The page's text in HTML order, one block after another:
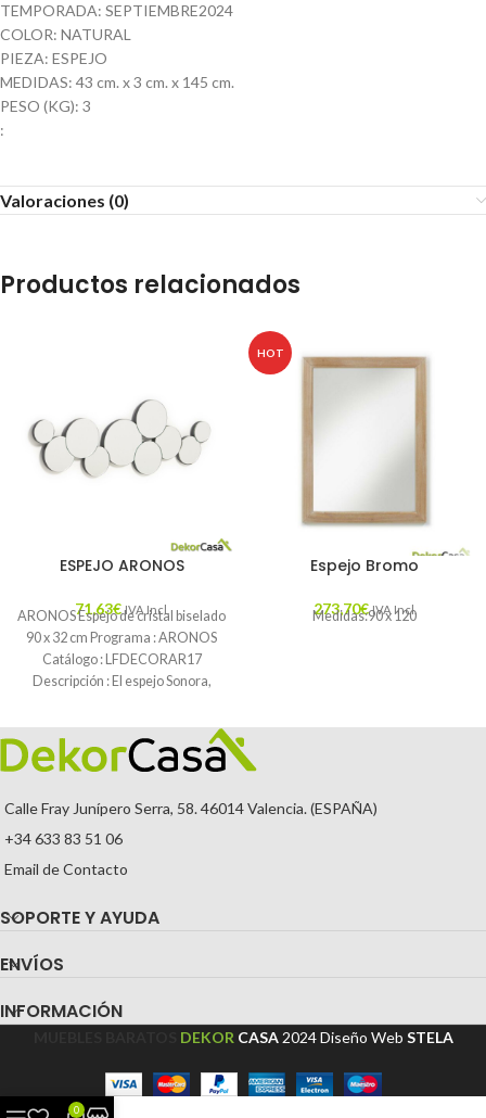
TEMPORADA: SEPTIEMBRE2024
COLOR: NATURAL
PIEZA: ESPEJO
MEDIDAS: 43 cm. x 3 cm. x 145 cm.
PESO (KG): 3
:
Valoraciones (0)
Productos relacionados
ESPEJO ARONOS
71,63€ IVA Incl.
ARONOS Espejo de cristal biselado
90 x 32 cm Programa : ARONOS
Catálogo : LFDECORAR17
Descripción : El espejo Sonora,
HOT
Espejo Bromo
273,70€ IVA Incl.
Medidas:90 x 120
Calle Fray Junípero Serra, 58. 46014 Valencia. (ESPAÑA)
+34 633 83 51 06
Email de Contacto
SOPORTE Y AYUDA
ENVÍOS
INFORMACIÓN
DEKOR CASA 2024Diseño Web STELA
0